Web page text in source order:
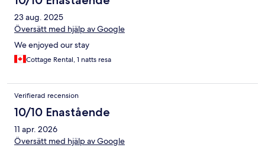
23 aug. 2025
Översätt med hjälp av Google
We enjoyed our stay
Cottage Rental, 1 natts resa
Verifierad recension
10/10 Enastående
11 apr. 2026
Översätt med hjälp av Google